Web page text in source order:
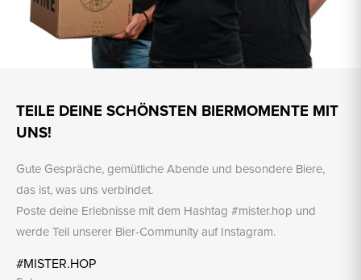
TEILE DEINE SCHÖNSTEN BIERMOMENTE MIT
UNS!
Gute Gespräche, gemütliche Abende und besondere Biere,
das ist, was uns verbindet.
Poste deine Erlebnisse mit dem Hashtag #mister.hop und
werde Teil unserer Bier-Community auf Instagram.
#MISTER.HOP